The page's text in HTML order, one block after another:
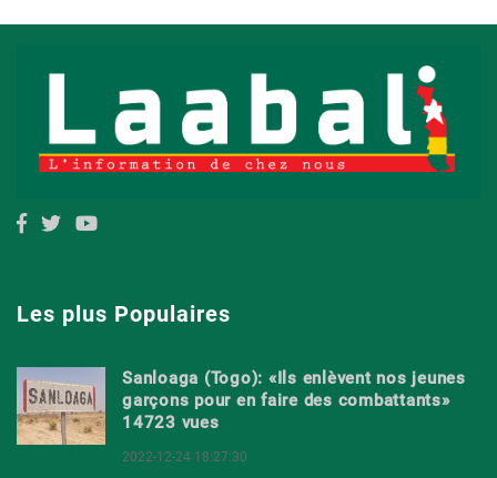
Les plus Populaires
Sanloaga (Togo): «Ils enlèvent nos jeunes
garçons pour en faire des combattants»
14723 vues
2022-12-24 18:27:30